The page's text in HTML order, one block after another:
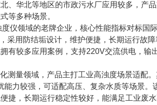
、华北等地区的市政污水厂应用较多，产
等多种场景。
仪领域的老牌企业，核心性能指标对标国
采用防结垢设计，维护便捷，长期运行故
有较多应用案例，支持220V交流供电，输
测量领域，产品主打工业高浊度场景适配
力较强，可适配高压、复杂水质等场景。
捷，长期运行稳定性较好，能满足工业废水